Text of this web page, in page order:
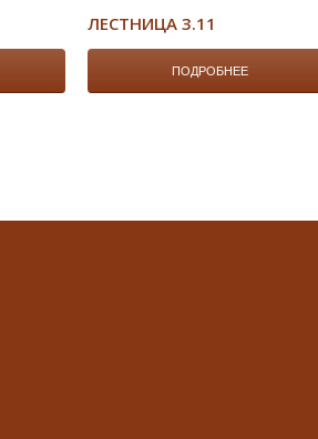
ЛЕСТНИЦА 3.11
ПОДРОБНЕЕ